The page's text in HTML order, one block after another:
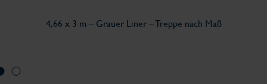
4,66 x 3 m – Grauer Liner – Treppe nach Maß